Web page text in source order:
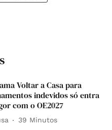
Voltar a Casa para
indevidos só entra
com o OE2027
39 Minutos